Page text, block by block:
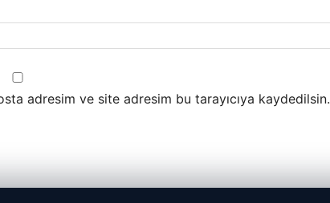
adresim ve site adresim bu tarayıcıya kaydedilsin.